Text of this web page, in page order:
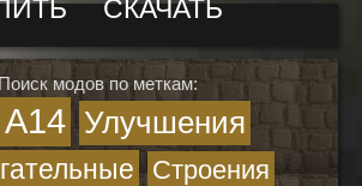
СКАЧАТЬ
Поиск модов по меткам:
A14 Улучшения
Строения